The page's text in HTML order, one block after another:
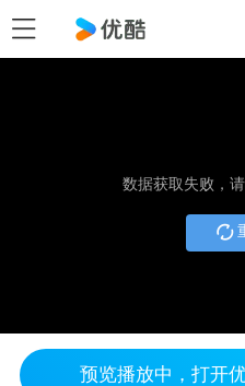
数据获取失败，
预览播放中，打开